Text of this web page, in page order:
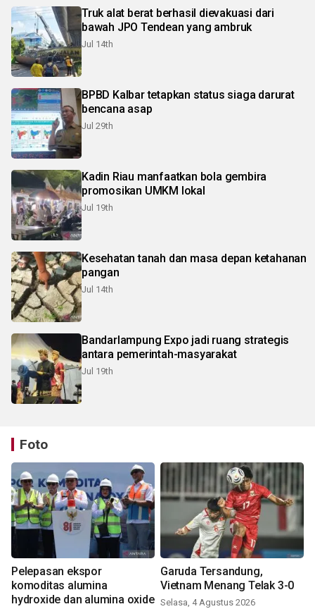
Truk alat berat berhasil dievakuasi dari
bawah JPO Tendean yang ambruk
Jul 14th
BPBD Kalbar tetapkan status siaga darurat
bencana asap
Jul 29th
Kadin Riau manfaatkan bola gembira
promosikan UMKM lokal
Jul 19th
Kesehatan tanah dan masa depan ketahanan
pangan
Jul 14th
Bandarlampung Expo jadi ruang strategis
antara pemerintah-masyarakat
Jul 19th
Foto
Pelepasan ekspor
komoditas alumina
hydroxide dan alumina oxide
Garuda Tersandung,
Vietnam Menang Telak 3-0
Selasa, 4 Agustus 2026